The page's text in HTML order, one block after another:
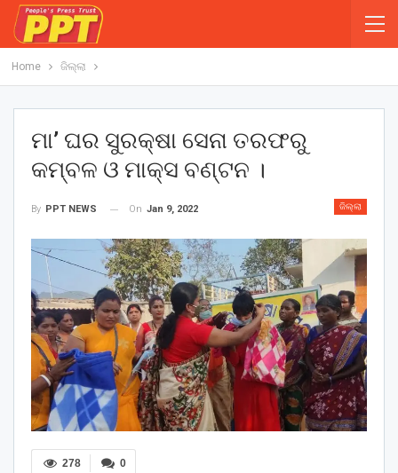
Home ଜିଲ୍ଲା
ମା’ ଘର ସୁରକ୍ଷା ସେନା ତରଫରୁ
କମ୍ବଳ ଓ ମାକ୍ସ ବଣ୍ଟନ ।
ଜିଲ୍ଲା
By PPT NEWS On Jan 9, 2022
0
278